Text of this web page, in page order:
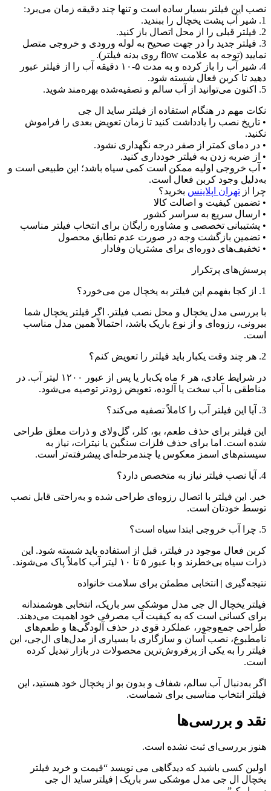
نصب این فیلتر بسیار ساده است و تنها چند دقیقه زمان می‌برد:
1. شیر آب پشت یخچال را ببندید.
2. فیلتر قبلی را از محل اتصال باز کنید.
3. فیلتر جدید را در جهت صحیح به لوله ورودی و خروجی متصل
نمایید (توجه به علامت flow روی بدنه فیلتر).
4. شیر آب را باز کرده و به مدت ۵-۱۰ دقیقه آب را از فیلتر عبور
دهید تا کربن فعال شسته شود.
5. اکنون می‌توانید از آب سالم و تصفیه‌شده بهره‌مند شوید.
نکات مهم در هنگام استفاده از فیلتر ساید ال جی
• تاریخ نصب را یادداشت کنید تا زمان تعویض بعدی را فراموش
نکنید.
• در دمای کمتر از صفر درجه نگهداری نشود.
• از ضربه زدن به فیلتر خودداری کنید.
• آب خروجی اولیه ممکن است کمی سیاه باشد؛ این طبیعی است و
به‌دلیل وجود کربن فعال است.
چرا از تهران اپلاینس بخرید؟
• تضمین کیفیت و اصالت کالا
• ارسال سریع به سراسر کشور
• پشتیبانی تخصصی و مشاوره رایگان برای انتخاب فیلتر مناسب
• تضمین بازگشت وجه در صورت عدم تطابق محصول
• تخفیف‌های دوره‌ای برای مشتریان وفادار
پرسش‌های پرتکرار
1. از کجا بفهمم این فیلتر به یخچال من می‌خورد؟
با بررسی مدل یخچال و محل نصب فیلتر. اگر فیلتر یخچال شما
بیرونی، رزوه‌ای و از نوع باریک باشد، احتمالاً همین مدل مناسب
است.
2. هر چند وقت یکبار باید فیلتر را تعویض کنم؟
در شرایط عادی، هر ۶ ماه یک‌بار یا پس از عبور ۱۲۰۰ لیتر آب. در
مناطقی با آب سخت یا آلوده، تعویض زودتر توصیه می‌شود.
3. آیا این فیلتر آب را کاملاً تصفیه می‌کند؟
این فیلتر برای حذف طعم، بو، کلر، گل‌ولای و ذرات معلق طراحی
شده است. اما برای حذف فلزات سنگین یا نیترات، نیاز به
سیستم‌های اسمز معکوس یا چندمرحله‌ای پیشرفته‌تر است.
4. آیا نصب فیلتر نیاز به متخصص دارد؟
خیر. این فیلتر با اتصال رزوه‌ای طراحی شده و به‌راحتی قابل نصب
توسط خودتان است.
5. چرا آب خروجی ابتدا سیاه است؟
کربن فعال موجود در فیلتر، قبل از استفاده باید شسته شود. این
ذرات سیاه بی‌خطرند و با عبور ۵ تا ۱۰ لیتر آب کاملاً پاک می‌شوند.
نتیجه‌گیری | انتخابی مطمئن برای سلامت خانواده
فیلتر یخچال ال جی مدل موشکی سر باریک، انتخابی هوشمندانه
برای کسانی است که به کیفیت آب مصرفی خود اهمیت می‌دهند.
طراحی جمع‌وجور، عملکرد قوی در حذف آلودگی‌ها و طعم‌های
نامطبوع، نصب آسان و سازگاری با بسیاری از مدل‌های ال‌جی، این
فیلتر را به یکی از پرفروش‌ترین محصولات در بازار تبدیل کرده
است.
اگر به‌دنبال آب سالم، شفاف و بدون بو از یخچال خود هستید، این
فیلتر انتخاب مناسبی برای شماست.
نقد و بررسی‌ها
هنوز بررسی‌ای ثبت نشده است.
اولین کسی باشید که دیدگاهی می نویسد “قیمت و خرید فیلتر
یخچال ال جی مدل موشکی سر باریک | فیلتر ساید ال جی